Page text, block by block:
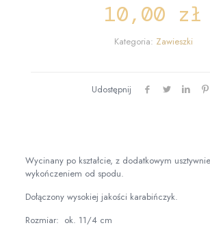
10,00 zł
Kategoria: Zawieszki
Udostępnij
Wycinany po kształcie, z dodatkowym
wykończeniem od spodu.
Dołączony wysokiej jakości karabińczyk.
Rozmiar: ok. 11/4 cm